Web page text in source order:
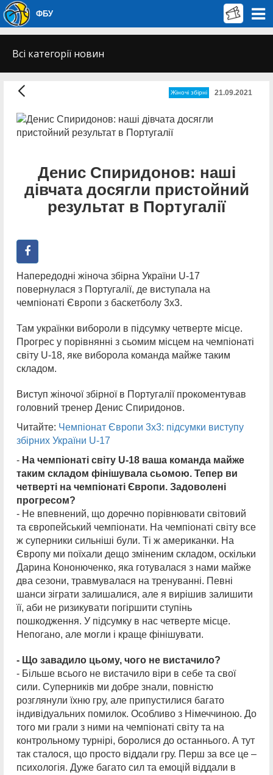
ФБУ
Всі категорії новин
Жіночі збірні 21.09.2021
Денис Спиридонов: наші
дівчата досягли пристойний
результат в Португалії
Напередодні жіноча збірна України U-17
повернулася з Португалії, де виступала на
чемпіонаті Європи з баскетболу 3х3.
Там українки вибороли в підсумку четверте місце.
Прогрес у порівнянні з сьомим місцем на чемпіонаті
світу U-18, яке виборола команда майже таким
складом.
Виступ жіночої збірної в Португалії прокоментував
головний тренер Денис Спиридонов.
Читайте: Чемпіонат Європи 3х3: підсумки виступу
збірних України U-17
- На чемпіонаті світу U-18 ваша команда майже
таким складом фінішувала сьомою. Тепер ви
четверті на чемпіонаті Європи. Задоволені
прогресом?
- Не впевнений, що доречно порівнювати світовий
та європейський чемпіонати. На чемпіонаті світу все
ж суперники сильніші були. Ті ж американки. На
Європу ми поїхали дещо зміненим складом, оскільки
Дарина Кононюченко, яка готувалася з нами майже
два сезони, травмувалася на тренуванні. Певні
шанси зіграти залишалися, але я вирішив залишити
її, аби не ризикувати погіршити ступінь
пошкодження. У підсумку в нас четверте місце.
Непогано, але могли і краще фінішувати.
- Що завадило цьому, чого не вистачило?
- Більше всього не вистачило віри в себе та свої
сили. Суперників ми добре знали, повністю
розглянули їхню гру, але припустилися багато
індивідуальних помилок. Особливо з Німеччиною. До
того ми грали з ними на чемпіонаті світу та на
контрольному турнірі, боролися до останнього. А тут
так сталося, що просто віддали гру. Перш за все це –
психологія. Дуже багато сил та емоцій віддали в